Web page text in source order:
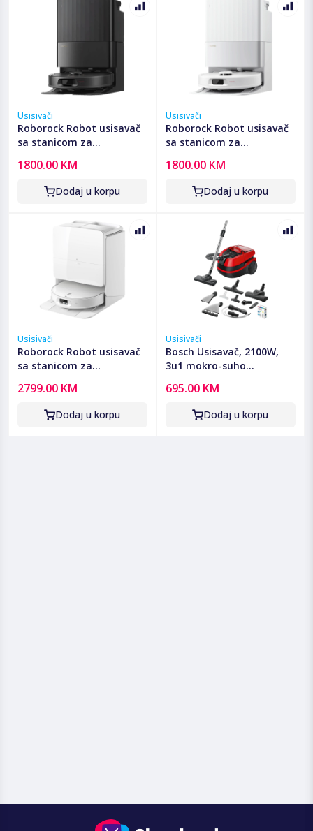
Usisivači
Roborock Robot usisavač
sa stanicom za
18.500 Pa - Qrevo C Pro
1800.00 KM
Dodaj u korpu
Usisivači
Roborock Robot usisavač
sa stanicom za
18.500 Pa - Qrevo C Pro
White
1800.00 KM
Dodaj u korpu
Usisivači
Roborock Robot usisavač
sa stanicom za
25.000 Pa - Qrevo Edge 2
2799.00 KM
Dodaj u korpu
Usisivači
Bosch Usisavač, 2100W,
3u1 mokro-suho
BWD421PET
695.00 KM
Dodaj u korpu